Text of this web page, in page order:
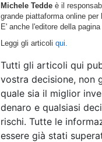
Michele Tedde è il
grande piattaforma online
E' anche l'editore della
Leggi gli articoli qui.
Tutti gli articoli qui
vostra decisione, non
quale sia il miglior
denaro e qualsiasi
rischi. Tutte le
essere già stati